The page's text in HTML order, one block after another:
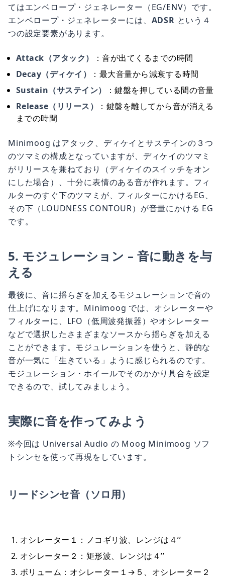
てはエンベロープ・ジェネレーター（EG/ENV）です。
エンベロープ・ジェネレーターには、 ADSR という４
つの設定要素があります。
Attack（アタック）
：音が出てくるまでの時間
Decay（ディケイ）
：最大音量から減衰する時間
Sustain（サステイン）
：鍵盤を押している間の音量
Release（リリース）
：鍵盤を離してから音が消える
までの時間
Minimoog はアタック、ディケイとサステインの３つ
のツマミの構成となっていますが、ディケイのツマミ
がリリースを兼ねており（ディケイのスイッチをオン
にした場合）、十分に表情のある音が作れます。フィ
ルターのすぐ下のツマミが、フィルターにかけるEG、
その下（LOUDNESS CONTOUR）が音量にかける EG
です。
5. モジュレーション – 音に動きを与
える
最後に、音に揺らぎを加えるモジュレーションで音の
仕上げになります。Minimoog では、オシレーターや
フィルターに、LFO（低周波発振器）やオシレーター
などで選択したさまざまなソースから揺らぎを加える
ことができます。モジュレーションを使うと、静的な
音が一気に「生きている」ように感じられるのです。
モジュレーション・ホイールでそのかかり具合を設定
できるので、試してみましょう。
実際に音を作ってみよう
※今回は Universal Audio の Moog Minimoog ソフ
トシンセを使って再現をしています。
リードシンセ音（ソロ用）
オシレーター１：ノコギリ波、レンジは４’’
オシレーター２：矩形波、レンジは４’’
ボリューム：オシレーター１→５、オシレーター２